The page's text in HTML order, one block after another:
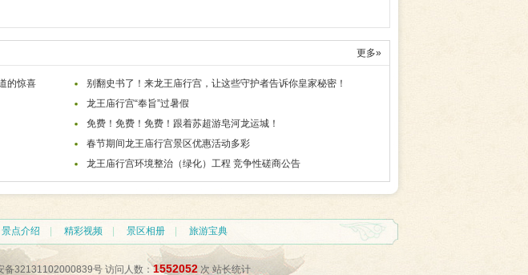
更多»
的惊喜
别翻史书了！来龙王庙行宫，让这些守护者告诉你皇家秘密！
龙王庙行宫“奉旨”过暑假
免费！免费！免费！跟着苏超游皂河龙运城！
春节期间龙王庙行宫景区优惠活动多彩
龙王庙行宫环境整治（绿化）工程 竞争性磋商公告
景点介绍 精彩视频 景区相册 旅游宝典
备32131102000839号 访问人数：1552052次站长统计